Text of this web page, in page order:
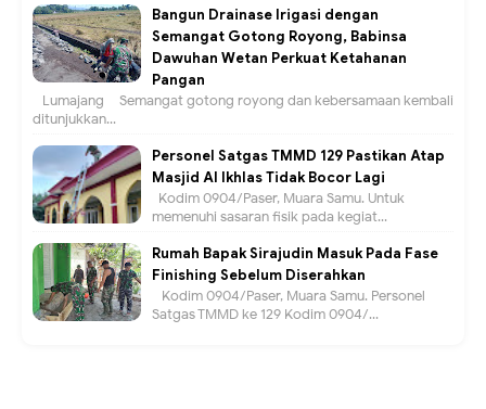
Bangun Drainase Irigasi dengan
Semangat Gotong Royong, Babinsa
Dawuhan Wetan Perkuat Ketahanan
Pangan
Lumajang – Semangat gotong royong dan kebersamaan kembali
ditunjukkan...
Personel Satgas TMMD 129 Pastikan Atap
Masjid Al Ikhlas Tidak Bocor Lagi
Kodim 0904/Paser, Muara Samu. Untuk
memenuhi sasaran fisik pada kegiat...
Rumah Bapak Sirajudin Masuk Pada Fase
Finishing Sebelum Diserahkan
Kodim 0904/Paser, Muara Samu. Personel
Satgas TMMD ke 129 Kodim 0904/...